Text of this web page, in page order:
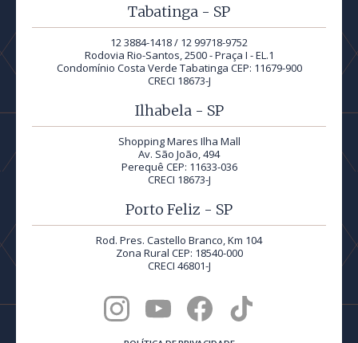
Tabatinga - SP
12 3884-1418 / 12 99718-9752
Rodovia Rio-Santos, 2500 - Praça I - EL.1
Condomínio Costa Verde Tabatinga CEP: 11679-900
CRECI 18673-J
Ilhabela - SP
Shopping Mares Ilha Mall
Av. São João, 494
Perequê CEP: 11633-036
CRECI 18673-J
Porto Feliz - SP
Rod. Pres. Castello Branco, Km 104
Zona Rural CEP: 18540-000
CRECI 46801-J